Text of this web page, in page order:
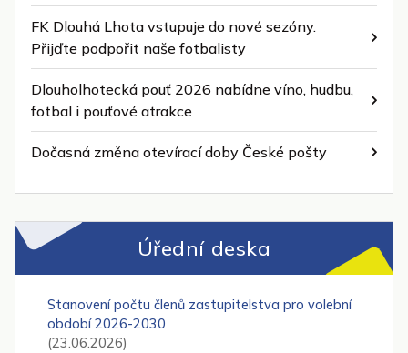
FK Dlouhá Lhota vstupuje do nové sezóny.
Přijďte podpořit naše fotbalisty
Dlouholhotecká pouť 2026 nabídne víno, hudbu,
fotbal i pouťové atrakce
Dočasná změna otevírací doby České pošty
Úřední deska
Stanovení počtu členů zastupitelstva pro volební
období 2026-2030
(23.06.2026)